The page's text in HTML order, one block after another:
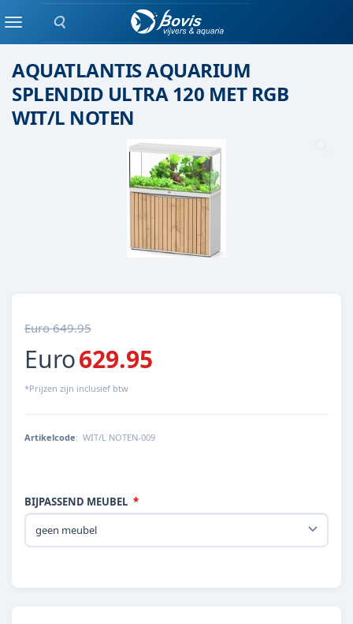
Zoeken
MenuAQUARIUM
AQUATLANTIS AQUARIUM
SPLENDID ULTRA 120 MET RGB
WIT/L NOTEN
Euro 649.95
Euro629.95
*Prijzen zijn inclusief btw
Artikelcode: WIT/L NOTEN-009
BIJPASSEND MEUBEL